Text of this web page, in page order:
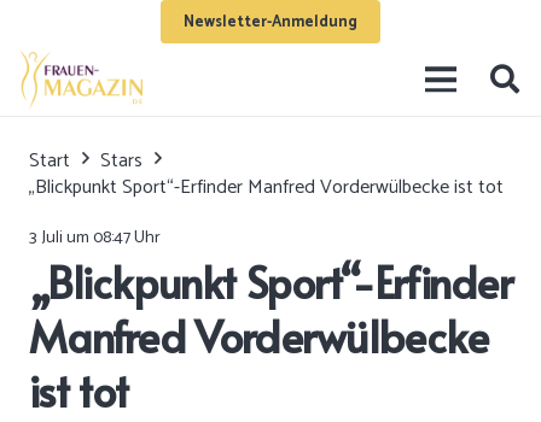
Newsletter-Anmeldung
Start
Stars
„Blickpunkt Sport“-Erfinder Manfred Vorderwülbecke ist tot
3 Juli um 08:47 Uhr
„Blickpunkt Sport“-Erfinder
Manfred Vorderwülbecke
ist tot